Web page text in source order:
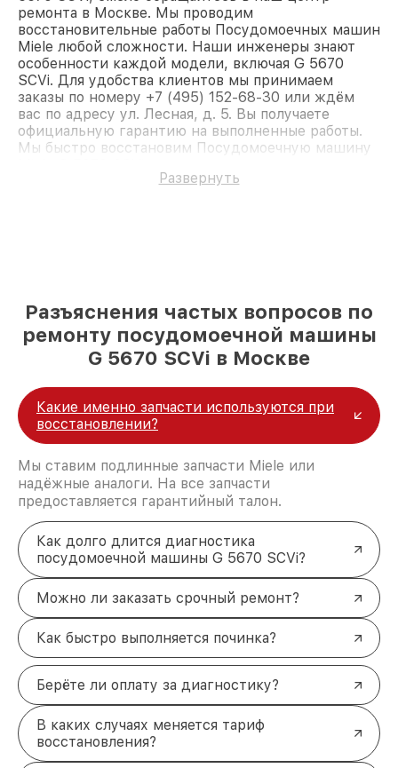
ремонта в Москве. Мы проводим
восстановительные работы Посудомоечных машин
Miele любой сложности. Наши инженеры знают
особенности каждой модели, включая G 5670
SCVi. Для удобства клиентов мы принимаем
заказы по номеру +7 (495) 152-68-30 или ждём
вас по адресу ул. Лесная, д. 5. Вы получаете
официальную гарантию на выполненные работы.
Мы быстро восстановим Посудомоечную машину
Развернуть
Разъяснения частых вопросов по
ремонту посудомоечной машины
G 5670 SCVi в Москве
Какие именно запчасти используются при
восстановлении?
Мы ставим подлинные запчасти Miele или
надёжные аналоги. На все запчасти
предоставляется гарантийный талон.
Как долго длится диагностика
посудомоечной машины G 5670 SCVi?
Можно ли заказать срочный ремонт?
Как быстро выполняется починка?
Берёте ли оплату за диагностику?
В каких случаях меняется тариф
восстановления?